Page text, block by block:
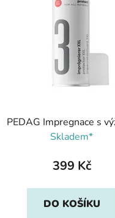
PEDAG Impregnace s
Skladem*
399 Kč
DO KOŠÍKU